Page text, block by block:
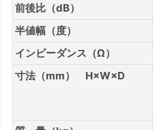
前後比（dB）
半値幅（度）
インピーダンス（Ω）
寸法（mm） H×W×D